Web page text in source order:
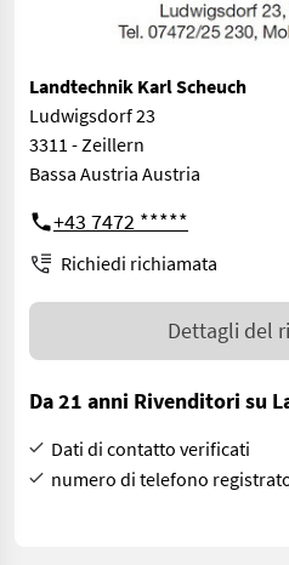
Landtechnik Karl Scheuch
Ludwigsdorf 23
3311 - Zeillern
Bassa Austria Austria
+43 7472 *****
Richiedi richiamata
Dettagli del
Da 21 anni Rivenditori su
Dati di contatto verificati
numero di telefono